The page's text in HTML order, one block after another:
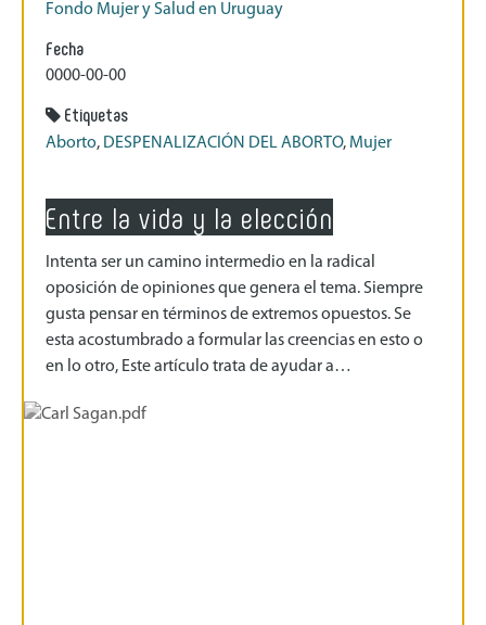
Fondo Mujer y Salud en Uruguay
Fecha
0000-00-00
Etiquetas
Aborto, DESPENALIZACIÓN DEL ABORTO, Mujer
Entre la vida y la elección
Intenta ser un camino intermedio en la radical
oposición de opiniones que genera el tema. Siempre
gusta pensar en términos de extremos opuestos. Se
esta acostumbrado a formular las creencias en esto o
en lo otro, Este artículo trata de ayudar a…